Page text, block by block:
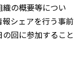
の概要等につい
シェアを行う事前
回に参加すること